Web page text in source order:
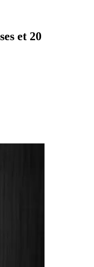
et 20